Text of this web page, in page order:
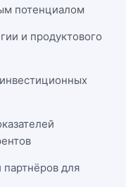
потенциалом
и продуктового
для